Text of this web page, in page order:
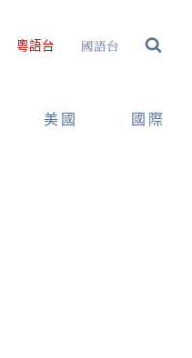
粵語台 國語台
美國 國際